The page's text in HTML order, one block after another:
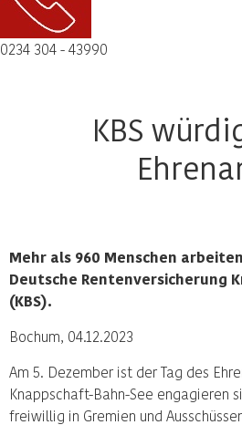
0234 304 - 43990
KBS
Mehr als 960 Menschen
Deutsche Rentenversicherung
(KBS).
Bochum, 04.12.2023
Am 5. Dezember ist der Tag des
Knappschaft-Bahn-See engagieren
freiwillig in Gremien und